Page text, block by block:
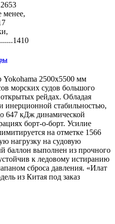
менее,
2500х5500 мм
морских судов большого
рейдах. Обладая
инерционной стабильностью,
647 кДж динамической
борт-о-борт. Усилие
на отметке 1566
нагрузку на судовую
баллон выполнен из прочного
к ледовому истиранию
сброса давления. «Илат
из Китая под заказ